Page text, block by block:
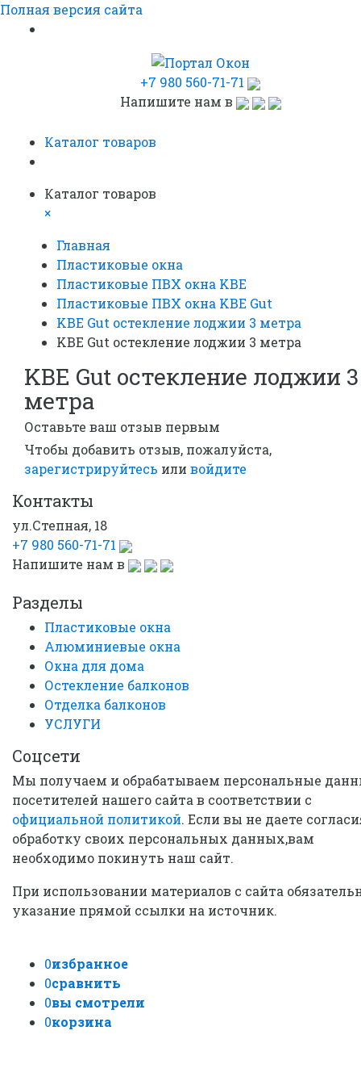
Полная версия сайта
+7 980 560-71-71
Напишите нам в
Каталог товаров
Каталог товаров
×
Главная
Пластиковые окна
Пластиковые ПВХ окна KBE
Пластиковые ПВХ окна KBE Gut
KBE Gut остекление лоджии 3 метра
KBE Gut остекление лоджии 3 метра
KBE Gut остекление лоджии 3
метра
Оставьте ваш отзыв первым
Чтобы добавить отзыв, пожалуйста,
зарегистрируйтесь или войдите
Контакты
ул.Степная, 18
+7 980 560-71-71
Напишите нам в
Разделы
Пластиковые окна
Алюминиевые окна
Окна для дома
Остекление балконов
Отделка балконов
УСЛУГИ
Соцсети
Мы получаем и обрабатываем персональные
посетителей нашего сайта в соответствии с
официальной политикой. Если вы не даете
обработку своих персональных данных,вам
необходимо покинуть наш сайт.
При использовании материалов с сайта
указание прямой ссылки на источник.
0избранное
0сравнить
0вы смотрели
0корзина